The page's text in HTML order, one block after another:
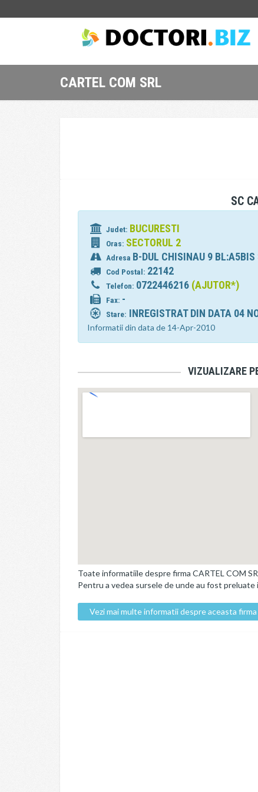
CARTEL COM SRL
SC
Judet: BUCURESTI
Oras: SECTORUL 2
Adresa B-DUL CHISINAU 9
Cod Postal: 22142
Telefon: 0722446216 (AJUTOR*)
Fax: -
Stare: INREGISTRAT DIN DATA 04
Informatii din data de 14-Apr-2010
VIZUALIZARE
Toate informatiile despre firma CARTEL COM
Pentru a vedea sursele de unde au fost
Vezi mai multe informatii despre aceasta firma